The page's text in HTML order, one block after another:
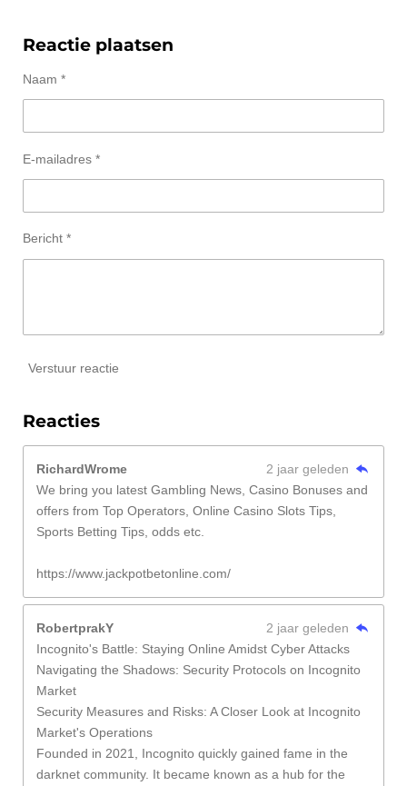
Reactie plaatsen
Naam *
E-mailadres *
Bericht *
Verstuur reactie
Reacties
RichardWrome
2 jaar geleden
We bring you latest Gambling News, Casino Bonuses and
offers from Top Operators, Online Casino Slots Tips,
Sports Betting Tips, odds etc.
https://www.jackpotbetonline.com/
RobertprakY
2 jaar geleden
Incognito's Battle: Staying Online Amidst Cyber Attacks
Navigating the Shadows: Security Protocols on Incognito
Market
Security Measures and Risks: A Closer Look at Incognito
Market's Operations
Founded in 2021, Incognito quickly gained fame in the
darknet community. It became known as a hub for the